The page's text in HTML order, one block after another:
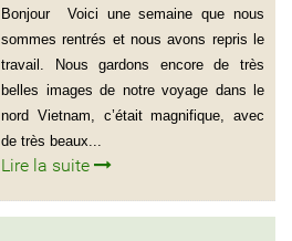
Bonjour Voici une semaine que nous
sommes rentrés et nous avons repris le
travail. Nous gardons encore de très
belles images de notre voyage dans le
nord Vietnam, c’était magnifique, avec
de très beaux...
Lire la suite